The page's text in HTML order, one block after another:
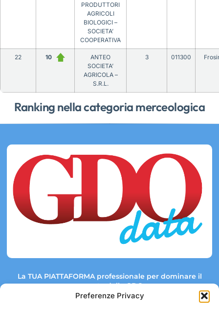
Preferenze Privacy
Ranking nella categoria merceologica
PRODUTTORI
AGRICOLI
BIOLOGICI –
SOCIETA’
COOPERATIVA
22 10
ANTEO
SOCIETA’
AGRICOLA –
S.R.L.
3 011300
La TUA PIATTAFORMA professionale per dominare il
mercato della GDO.